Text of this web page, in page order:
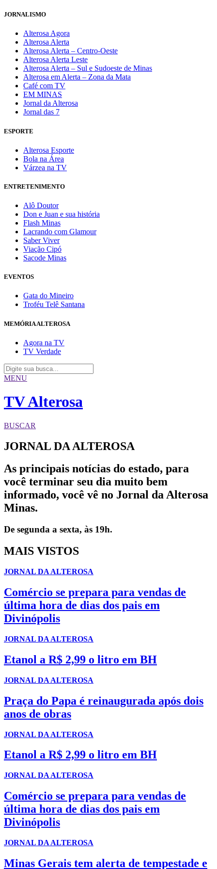
JORNALISMO
Alterosa Agora
Alterosa Alerta
Alterosa Alerta – Centro-Oeste
Alterosa Alerta Leste
Alterosa Alerta – Sul e Sudoeste de Minas
Alterosa em Alerta – Zona da Mata
Café com TV
EM MINAS
Jornal da Alterosa
Jornal das 7
ESPORTE
Alterosa Esporte
Bola na Área
Várzea na TV
ENTRETENIMENTO
Alô Doutor
Don e Juan e sua história
Flash Minas
Lacrando com Glamour
Saber Viver
Viação Cipó
Sacode Minas
EVENTOS
Gata do Mineiro
Troféu Telê Santana
MEMÓRIA ALTEROSA
Agora na TV
TV Verdade
MENU
TV Alterosa
BUSCAR
JORNAL DA ALTEROSA
As principais notícias do estado, para
você terminar seu dia muito bem
informado, você vê no Jornal da Alterosa
Minas.
De segunda a sexta, às 19h.
MAIS VISTOS
JORNAL DA ALTEROSA
Comércio se prepara para vendas de
última hora de dias dos pais em
Divinópolis
JORNAL DA ALTEROSA
Etanol a R$ 2,99 o litro em BH
JORNAL DA ALTEROSA
Praça do Papa é reinaugurada após dois
anos de obras
JORNAL DA ALTEROSA
Etanol a R$ 2,99 o litro em BH
JORNAL DA ALTEROSA
Comércio se prepara para vendas de
última hora de dias dos pais em
Divinópolis
JORNAL DA ALTEROSA
Minas Gerais tem alerta de tempestade e